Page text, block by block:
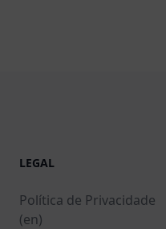
LEGAL
Política de Privacidade
(en)